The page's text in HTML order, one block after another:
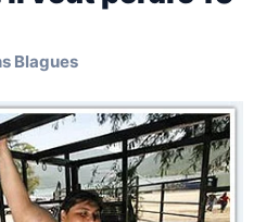
Blagues